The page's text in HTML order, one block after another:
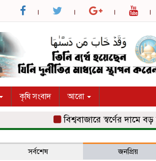
কৃষি সংবাদ আরো
বিশ্ববাজারে স্বর্ণের দামে বড়
সর্বশেষ জনপ্রিয়